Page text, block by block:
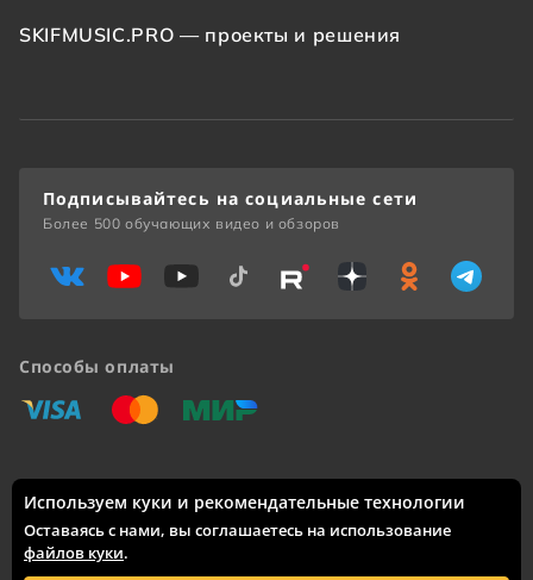
SKIFMUSIC.PRO — проекты и решения
Доставка по России: Москва, Санкт-Петербург, Новосибирск,
Екатеринбург, Казань, Нижний Новгород, Челябинск,
Красноярск, Самара, Уфа, Ростов-на-Дону, Омск, Краснодар,
Воронеж, Волгоград, Пермь и другие города.
Способы оплаты
«Виза» «Мастеркард»
«Мир»
Подписывайтесь на социальные сети
Более 500 обучающих видео и обзоров
Используем куки и рекомендательные технологии
Оставаясь с нами, вы соглашаетесь на использование
файлов куки.